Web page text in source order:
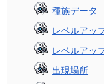
種族データ
レベルアッ
レベルアッ
出現場所